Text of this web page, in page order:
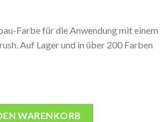
Farbe für die Anwendung mit einem
Auf Lager und in über 200 Farben
WARENKORB